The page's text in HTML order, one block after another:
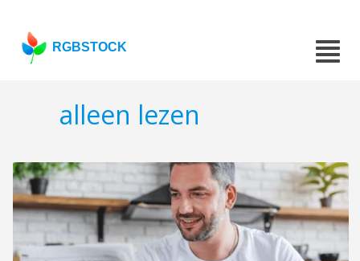
RGBSTOCK
alleen lezen